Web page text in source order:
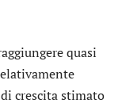
quasi
crescita stimato